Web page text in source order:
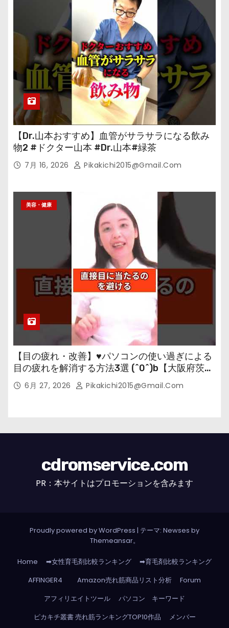
【Dr.山本おすすめ】血管がサラサラになる飲み
物2 #ドクター山本 #Dr.山本#緑茶
7月 16, 2026 Pikakichi2015@gmail.com
美容・健康
【目の疲れ・改善】♥パソコンの使い過ぎによる
目の疲れを解消する方法3選 (^0^)b【大阪府茨木
市の女性・美容鍼灸・整体師が教えます。】
6月 27, 2026 Pikakichi2015@gmail.com
cdromservice.com
PR：本サイトはプロモーションを含みます
Proudly powered by WordPress | テーマ: Newses by
Themeansar。
Home ➡女性育毛剤比較ランキング
➡育毛剤比較ランキング
AFFINGER4
Amazon売れ筋商品リスト分析
Forum
アフィリエイトツール
パソコン キーワード
ピカキチ叢書 売れ筋ランキングTOP10作品
メンバー